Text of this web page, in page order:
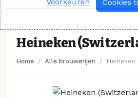
Heineken
Home Alle brouwerijen
Cookies